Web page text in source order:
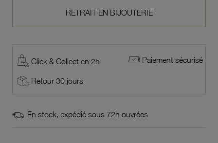
RETRAIT EN BIJOUTERIE
Click & Collect en 2h Paiement sécurisé
Retour 30 jours
En stock, expédié sous 72h ouvrées